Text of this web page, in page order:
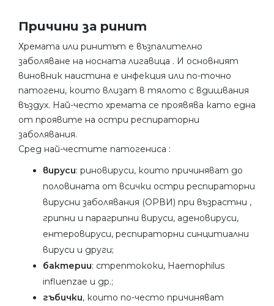
Причини за ринит
Хремата или ринитът е възпалително
заболяване на носната лигавица . И основният
виновник наистина е инфекция или по-точно
патогени, които влизат в тялото с вдишвания
въздух. Най-често хремата се проявява като една
от проявите на остри респираторни
заболявания.
Сред най-честите патогениса :
вируси: риновируси, които причиняват до
половината от всички остри респираторни
вирусни заболявания (ОРВИ) при възрастни ,
грипни и парагрипни вируси, аденовируси,
ентеровируси, респираторни синцитиални
вируси и други;
бактерии: стрептококи, Haemophilus
influenzae и др.;
гъбички, които по-често причиняват